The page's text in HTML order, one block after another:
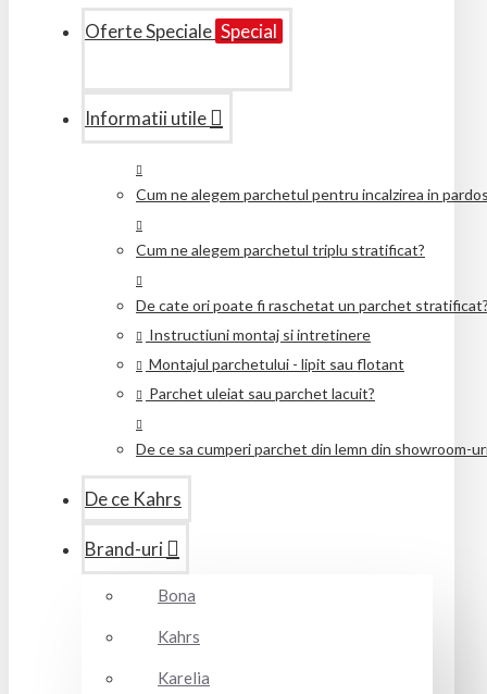
Oferte Speciale Special
Informatii utile
Cum ne alegem parchetul pentru incalzirea in
Cum ne alegem parchetul triplu stratificat?
De cate ori poate fi raschetat un parchet
Instructiuni montaj si intretinere
Montajul parchetului - lipit sau flotant
Parchet uleiat sau parchet lacuit?
De ce sa cumperi parchet din lemn din showroom-
De ce Kahrs
Brand-uri
Bona
Kahrs
Karelia